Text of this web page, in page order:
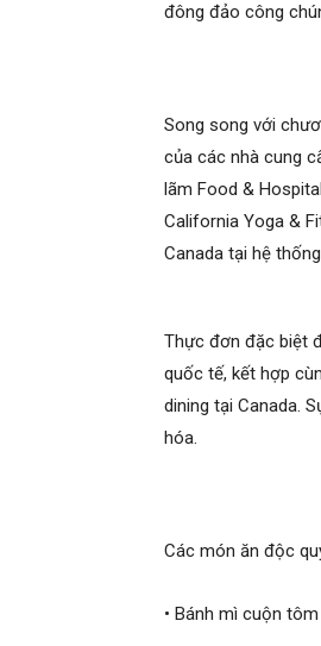
đông đảo công
Song song với
của các nhà cung
lãm Food &
California Yoga &
Canada tại hệ
Thực đơn đặc biệt
quốc tế, kết hợp
dining tại Canada.
hóa.
Các món ăn độc
• Bánh mì cuộn